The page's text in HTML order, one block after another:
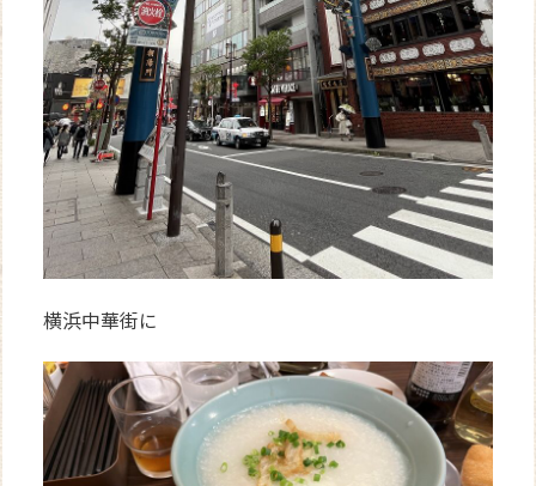
横浜中華街に